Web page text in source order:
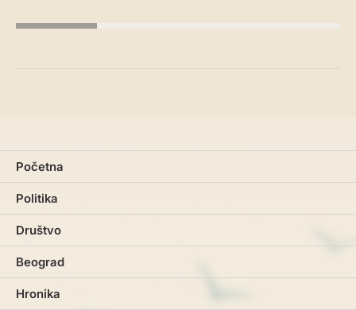
Početna
Politika
Društvo
Beograd
Hronika